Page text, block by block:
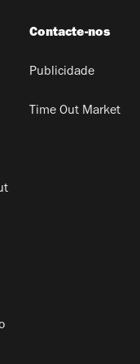
Contacte-nos
Publicidade
Time Out Market